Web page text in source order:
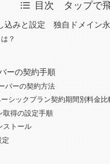
目次 タップで飛
込みと設定 独自ドメイン
？
ーの契約手順
バーの契約方法
シックプラン契約期間別料金比
取得の設定手順
ストール
定